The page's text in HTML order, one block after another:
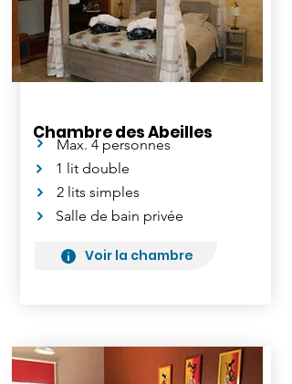
Chambre des Abeilles
Max. 4 personnes
1 lit double
2 lits simples
Salle de bain privée
Voir la chambre